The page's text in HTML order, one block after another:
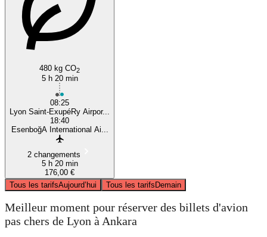
480 kg CO2
5 h 20 min
08:25
Lyon Saint-ExupéRy Airpor...
18:40
EsenboğA International Ai...
2 changements
5 h 20 min
176,00 €
Tous les tarifsAujourd’hui Tous les tarifsDemain
Meilleur moment pour réserver des billets d'avion
pas chers de Lyon à Ankara